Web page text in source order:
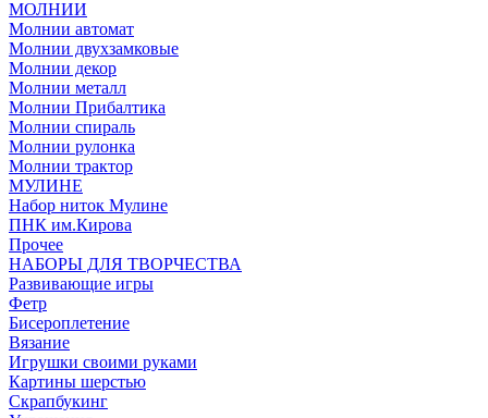
МОЛНИИ
Молнии автомат
Молнии двухзамковые
Молнии декор
Молнии металл
Молнии Прибалтика
Молнии спираль
Молнии рулонка
Молнии трактор
МУЛИНЕ
Набор ниток Мулине
ПНК им.Кирова
Прочее
НАБОРЫ ДЛЯ ТВОРЧЕСТВА
Развивающие игры
Фетр
Бисероплетение
Вязание
Игрушки своими руками
Картины шерстью
Скрапбукинг